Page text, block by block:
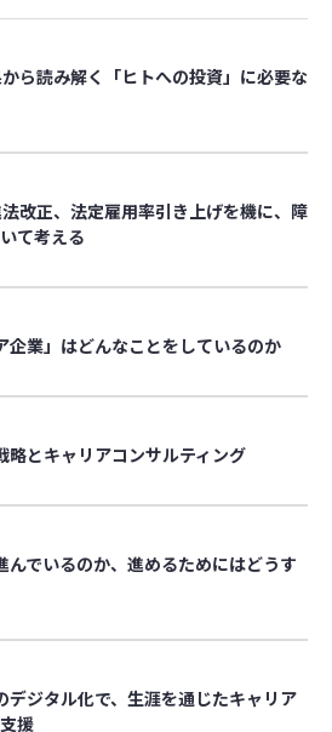
ら読み解く「ヒトへの投資」に必要な
改正、法定雇用率引き上げを機に、障
て考える
業」はどんなことをしているのか
とキャリアコンサルティング
でいるのか、進めるためにはどうす
ジタル化で、生涯を通じたキャリア
援